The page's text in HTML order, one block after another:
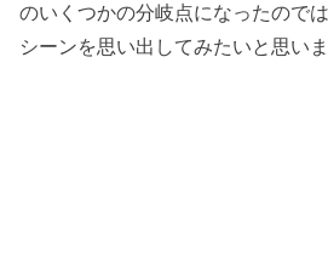
のいくつかの分岐点になったので
シーンを思い出してみたいと思いま